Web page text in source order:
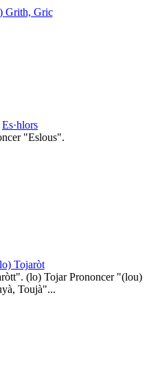
Grith, Gric
Es·hlors
"Eslous".
Tojaròt
(lo) Tojar Prononcer "(lou)
Toujà"...